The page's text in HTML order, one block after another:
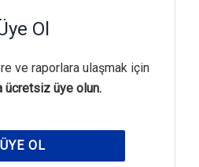
Ol
ve raporlara ulaşmak için
ücretsiz üye olun.
ÜYE OL